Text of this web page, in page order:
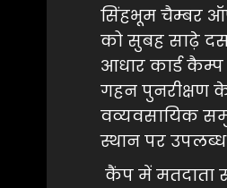
सिंहभूम चैम्बर
को सुबह साढ़े
आधार कार्ड
गहन पुनरीक्षण
वव्यवसायिक
स्थान पर उपलब्ध
कैंप में मतदाता